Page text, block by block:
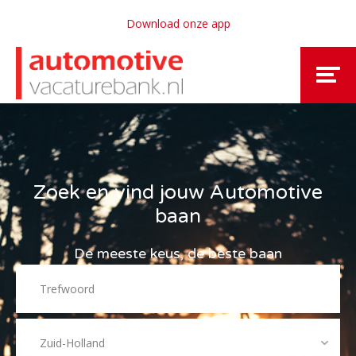
Download onze app
Zoek en vind jouw Automotive
baan
De meeste keus, de beste baan